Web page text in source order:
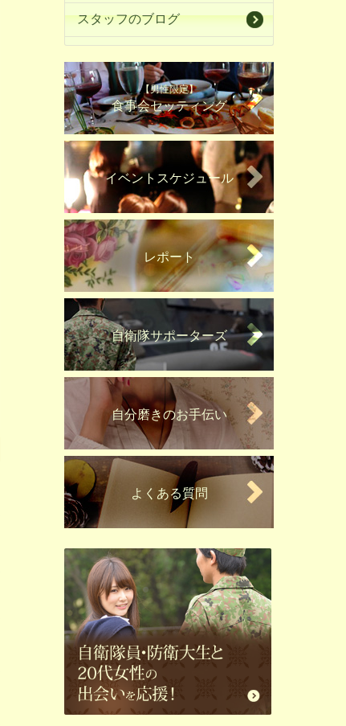
スタッフのブログ
【男性限定】
食事会セッティング
イベントスケジュール
レポート
自衛隊サポーターズ
自分磨きのお手伝い
よくある質問